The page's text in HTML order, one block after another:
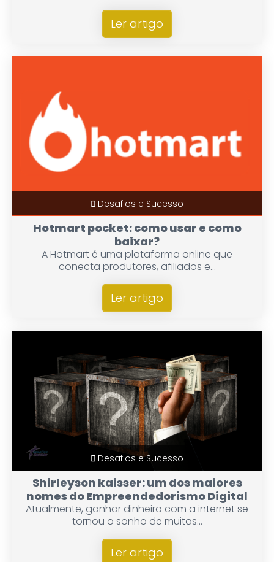
Ler artigo
Desafios e Sucesso
Hotmart pocket: como usar e como
baixar?
A Hotmart é uma plataforma online que
conecta produtores, afiliados e...
Ler artigo
Desafios e Sucesso
Shirleyson kaisser: um dos maiores
nomes do Empreendedorismo Digital
Atualmente, ganhar dinheiro com a internet se
tornou o sonho de muitas...
Ler artigo